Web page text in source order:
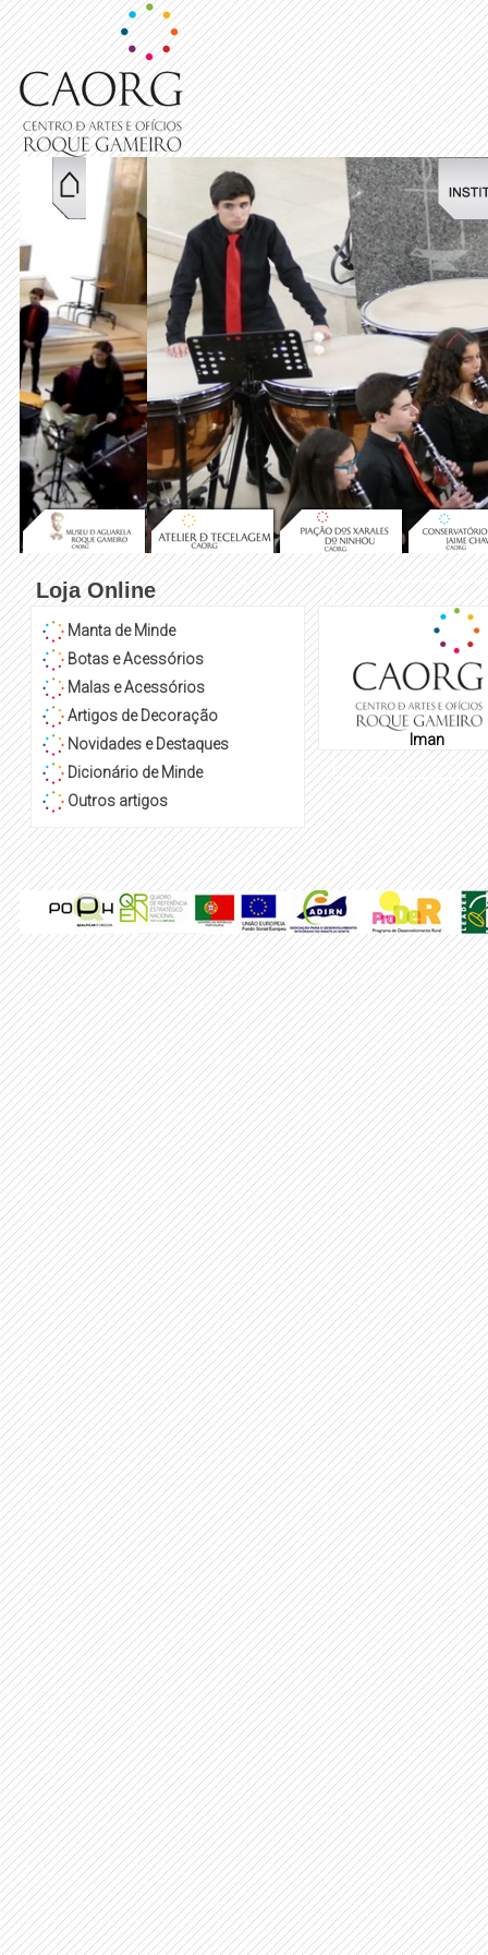
Loja Online
Manta de Minde
Botas e Acessórios
Malas e Acessórios
Artigos de Decoração
Novidades e Destaques
Dicionário de Minde
Outros artigos
Iman